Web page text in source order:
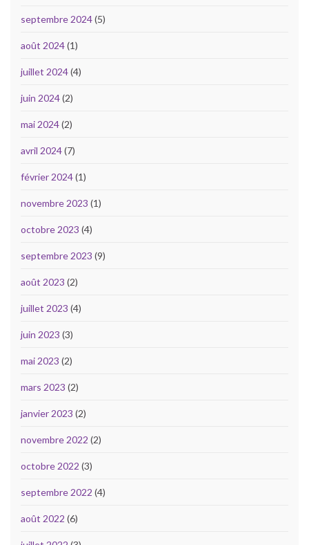
septembre 2024(5)
août 2024(1)
juillet 2024(4)
juin 2024(2)
mai 2024(2)
avril 2024(7)
février 2024(1)
novembre 2023 (1)
octobre 2023 (4)
septembre 2023 (9)
août 2023 (2)
juillet 2023 (4)
juin 2023 (3)
mai 2023 (2)
mars 2023 (2)
janvier 2023 (2)
novembre 2022 (2)
octobre 2022 (3)
septembre 2022 (4)
août 2022 (6)